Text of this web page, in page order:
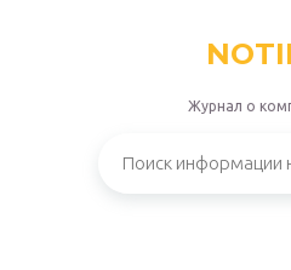
Журнал о